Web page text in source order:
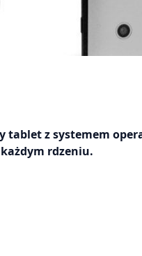
tablet z systemem
rdzeniu.